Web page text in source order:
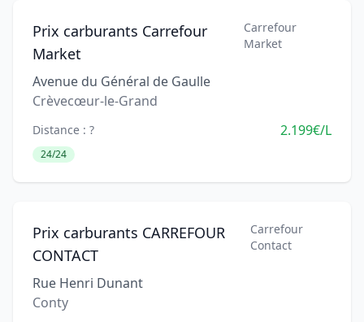
Prix carburants Carrefour
Market
Carrefour
Market
Avenue du Général de Gaulle
Crèvecœur-le-Grand
Distance : ? 2.199€/L
24/24
Prix carburants CARREFOUR
CONTACT
Carrefour
Contact
Rue Henri Dunant
Conty